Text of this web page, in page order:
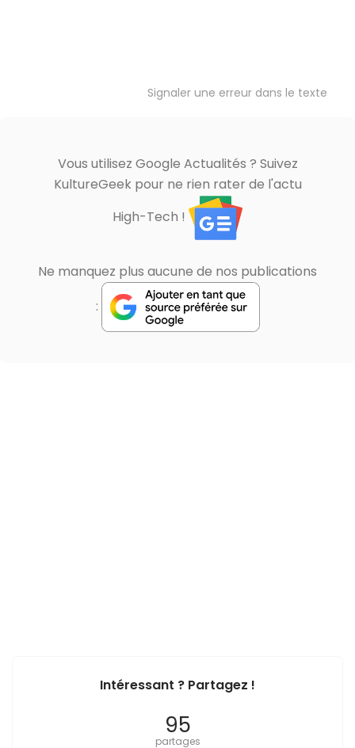
Signaler une erreur dans le texte
Vous utilisez Google Actualités ? Suivez
KultureGeek pour ne rien rater de l'actu
High-Tech !
Ne manquez plus aucune de nos publications
:
Intéressant ? Partagez !
95
partages